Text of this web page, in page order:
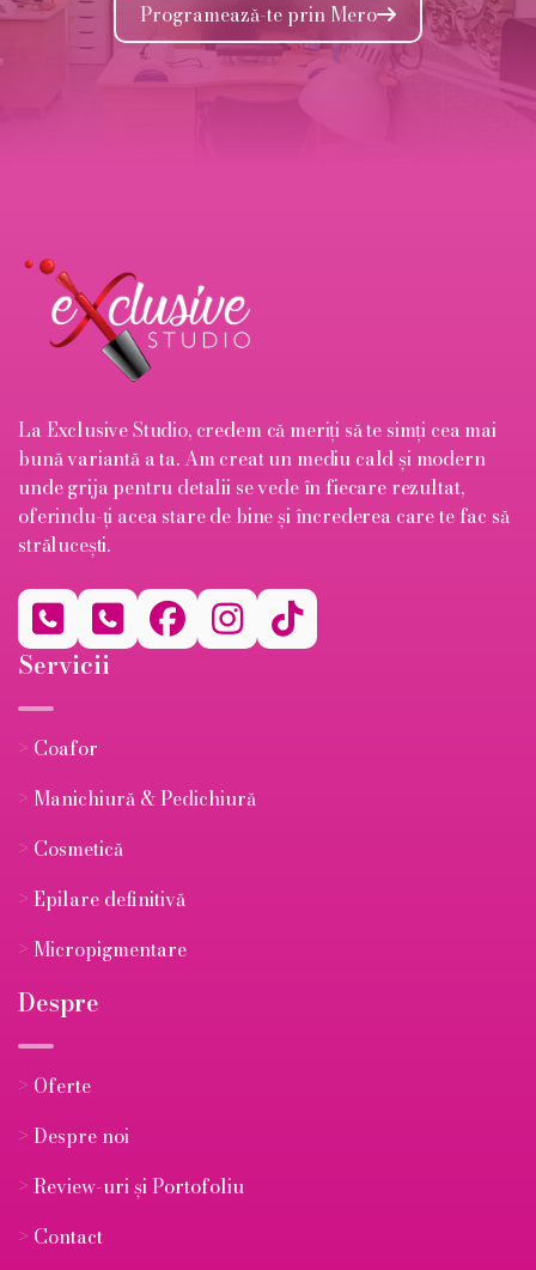
Programează-te prin Mero
La Exclusive Studio, credem că meriți să te simți cea mai
bună variantă a ta. Am creat un mediu cald și modern
unde grija pentru detalii se vede în fiecare rezultat,
oferindu-ți acea stare de bine și încrederea care te fac să
strălucești.
    
Servicii
> Coafor
> Manichiură & Pedichiură
> Cosmetică
> Epilare definitivă
> Micropigmentare
Despre
> Oferte
> Despre noi
> Review-uri și Portofoliu
> Contact